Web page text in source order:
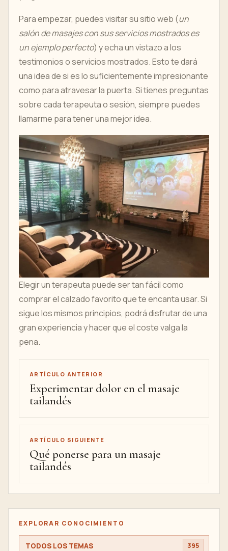
Para empezar, puedes visitar su sitio web (un
salón de masajes con sus servicios mostrados es
un ejemplo perfecto) y echa un vistazo a los
testimonios o servicios mostrados. Esto te dará
una idea de si es lo suficientemente impresionante
como para atravesar la puerta. Si tienes preguntas
sobre cada terapeuta o sesión, siempre puedes
llamarme para tener una mejor idea.
Elegir un terapeuta puede ser tan fácil como
comprar el calzado favorito que te encanta usar. Si
sigue los mismos principios, podrá disfrutar de una
gran experiencia y hacer que el coste valga la
pena.
ARTÍCULO ANTERIOR
Experimentar dolor en el masaje
tailandés
ARTÍCULO SIGUIENTE
Qué ponerse para un masaje
tailandés
EXPLORAR CONOCIMIENTO
TODOS LOS TEMAS 395